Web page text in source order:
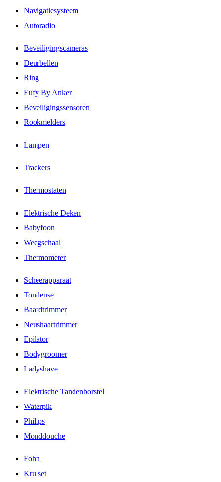
Navigatiesysteem
Autoradio
Beveiligingscameras
Deurbellen
Ring
Eufy By Anker
Beveiligingssensoren
Rookmelders
Lampen
Trackers
Thermostaten
Elektrische Deken
Babyfoon
Weegschaal
Thermometer
Scheerapparaat
Tondeuse
Baardtrimmer
Neushaartrimmer
Epilator
Bodygroomer
Ladyshave
Elektrische Tandenborstel
Waterpik
Philips
Monddouche
Fohn
Krulset